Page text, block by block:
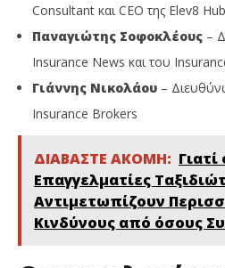
Consultant και CEO της Elev8 Hub
Παναγιώτης Σοφοκλέους –
Insurance News και του
Γιάννης Νικολάου –
Insurance Brokers
ΔΙΑΒΑΣΤΕ ΑΚΟΜΗ: Γιατί
Επαγγελματίες
Αντιμετωπίζουν
Κινδύνους από όσους